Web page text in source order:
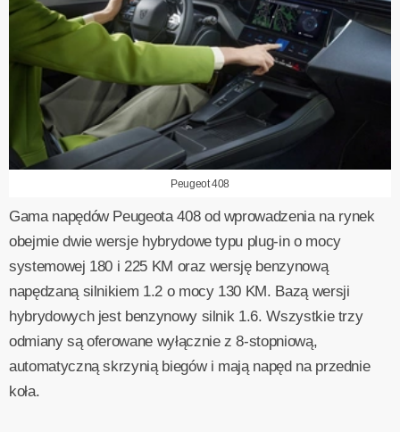
Peugeot 408
Gama napędów Peugeota 408 od wprowadzenia na rynek
obejmie dwie wersje hybrydowe typu plug-in o mocy
systemowej 180 i 225 KM oraz wersję benzynową
napędzaną silnikiem 1.2 o mocy 130 KM. Bazą wersji
hybrydowych jest benzynowy silnik 1.6. Wszystkie trzy
odmiany są oferowane wyłącznie z 8-stopniową,
automatyczną skrzynią biegów i mają napęd na przednie
koła.